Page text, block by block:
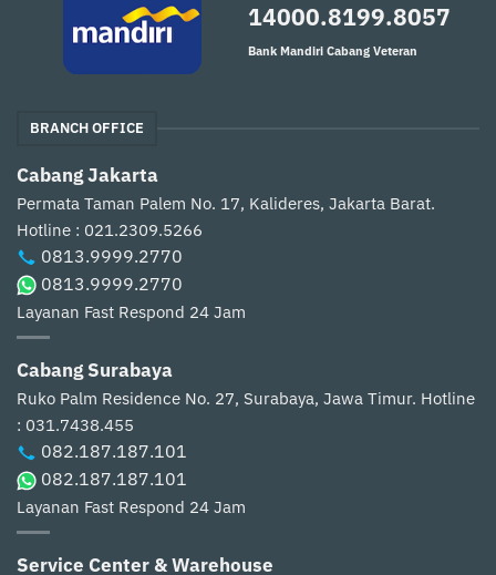
14000.8199.8057
Bank Mandiri Cabang Veteran
BRANCH OFFICE
Cabang Jakarta
Permata Taman Palem No. 17, Kalideres, Jakarta Barat.
Hotline : 021.2309.5266
0813.9999.2770
0813.9999.2770
Layanan Fast Respond 24 Jam
Cabang Surabaya
Ruko Palm Residence No. 27, Surabaya, Jawa Timur. Hotline
: 031.7438.455
082.187.187.101
082.187.187.101
Layanan Fast Respond 24 Jam
Service Center & Warehouse